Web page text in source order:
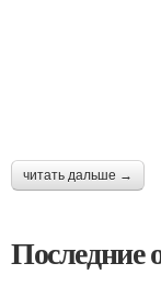
читать дальше →
Последние